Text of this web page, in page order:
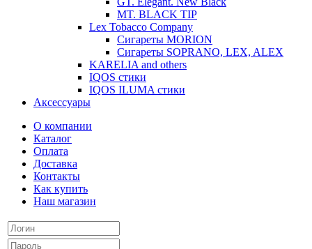
MT. BLACK TIP
Lex Tobacco Company
Сигареты MORION
Сигареты SOPRANO, LEX, ALEX
KARELIA and others
IQOS стики
IQOS ILUMA стики
Аксессуары
О компании
Каталог
Оплата
Доставка
Контакты
Как купить
Наш магазин